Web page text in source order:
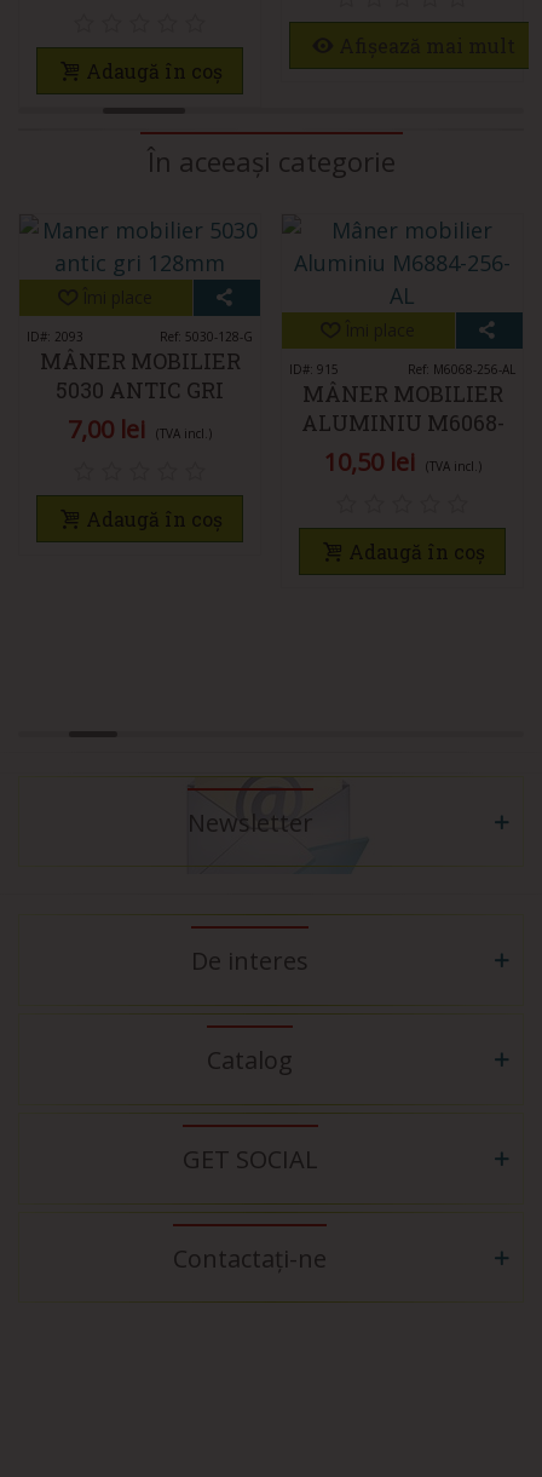
Adaugă în coș
NEGRU
În aceeași categorie
ID#: 2093 Ref: 5030-128-G
MÂNER MOBILIER
5030 ANTIC GRI
128MM
7,00 lei (TVA incl.)
Adaugă în coș
ID#: 915 Ref: M6068-256-AL
MÂNER MOBILIER
ALUMINIU M6068-
256-AL
10,50 lei (TVA incl.)
Adaugă în coș
Newsletter
De interes
Catalog
GET SOCIAL
Contactați-ne